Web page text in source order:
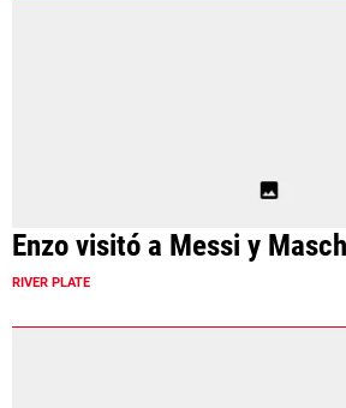
Enzo visitó a Messi y
RIVER PLATE